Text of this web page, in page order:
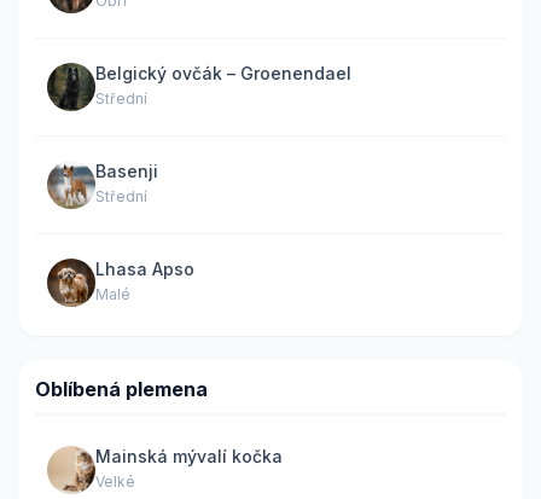
Belgický ovčák – Groenendael
Střední
Basenji
Střední
Lhasa Apso
Malé
Oblíbená plemena
Mainská mývalí kočka
Velké